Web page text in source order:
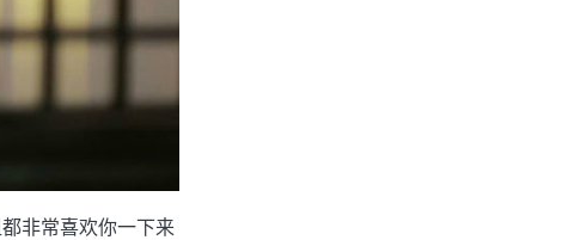
非常喜欢你一下来